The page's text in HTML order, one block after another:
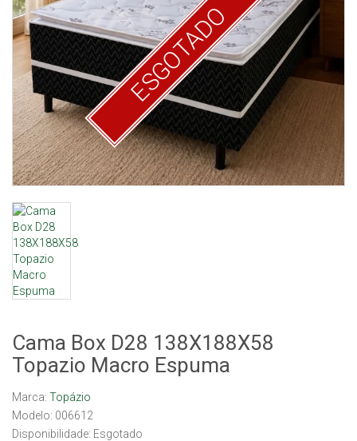
ESGOTADO
Cama Box D28 138X188X58
Topazio Macro Espuma
Marca: Topázio
Modelo: 006612
Disponibilidade: Esgotado